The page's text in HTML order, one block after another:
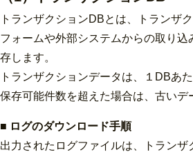
トランザクションDBとは、トランザ
フォームや外部システムからの取り
存します。
トランザクションデータは、１DBあ
保存可能件数を超えた場合は、古い
■ ログのダウンロード手順
出力されたログファイルは、トラン